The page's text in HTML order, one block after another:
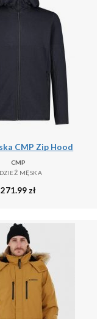
CMP Zip Hood
CMP
MĘSKA
271.99 zł